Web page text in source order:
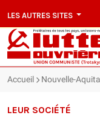
LES AUTRES SITES
Accueil Nouvelle-
LEUR SOCIÉTÉ